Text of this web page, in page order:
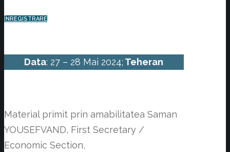
ÎNREGISTRARE
Data: 27 – 28 Mai 2024; Teheran
Material primit prin amabilitatea Saman
YOUSEFVAND, First Secretary /
Economic Section,